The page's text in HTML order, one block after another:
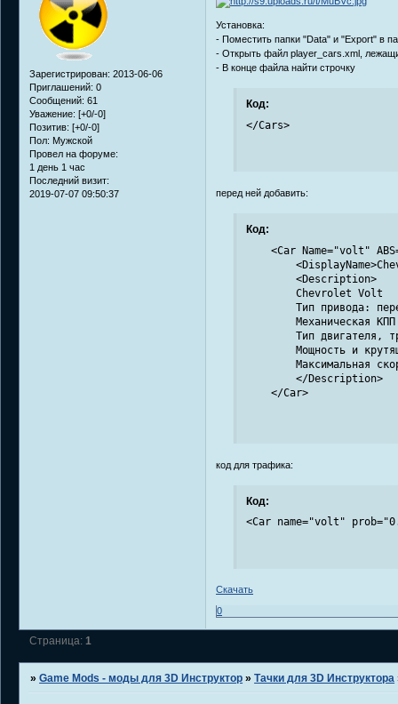
Зарегистрирован: 2013-06-06
Приглашений: 0
Сообщений: 61
Уважение: [+0/-0]
Позитив: [+0/-0]
Пол: Мужской
Провел на форуме:
1 день 1 час
Последний визит:
2019-07-07 09:50:37
Установка:
- Поместить папки "Data" и "Export" в
- Открыть файл player_cars.xml,
- В конце файла найти строчку
Код:
</Cars>
перед ней добавить:
Код:
<Car Name="volt"
        <Description>
        Chevrolet Volt
Тип привода:
Механическая
Тип двигателя,
Мощность и
Максимальная
        </Description>
    </Car>
код для трафика:
Код:
<Car name="volt"
Скачать
0
Страница:1
»Game Mods - моды для 3D Инструктор »Тачки для 3D Инструктора